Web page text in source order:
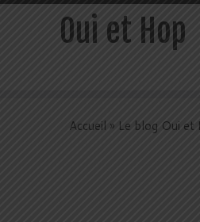
Oui et Hop
Accueil » Le blog Oui et